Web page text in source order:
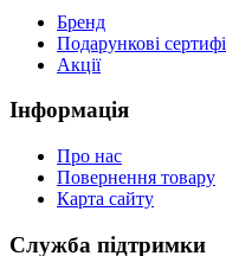
Бренд
Подарункові
Акції
Інформація
Про нас
Повернення товару
Карта сайту
Служба підтримки